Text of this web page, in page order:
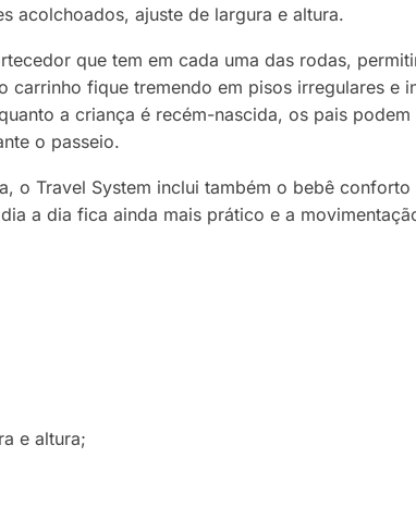
acolchoados, ajuste de largura e altura.
que tem em cada uma das rodas,
fique tremendo em pisos irregulares e
a criança é recém-nascida, os pais
o passeio.
o Travel System inclui também o bebê
a dia fica ainda mais prático e a
e altura;